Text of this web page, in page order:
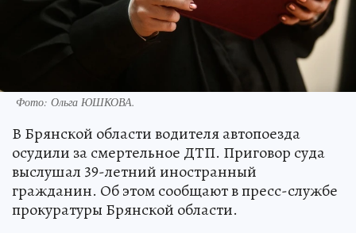
Фото: Ольга ЮШКОВА.
В Брянской области водителя автопоезда
осудили за смертельное ДТП. Приговор суда
выслушал 39-летний иностранный
гражданин. Об этом сообщают в пресс-службе
прокуратуры Брянской области.